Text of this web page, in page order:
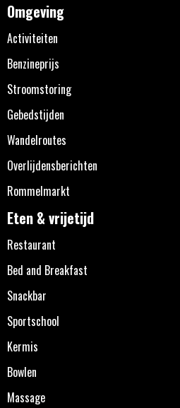
Omgeving
Activiteiten
Benzineprijs
Stroomstoring
Gebedstijden
Wandelroutes
Overlijdensberichten
Rommelmarkt
Eten & vrijetijd
Restaurant
Bed and Breakfast
Snackbar
Sportschool
Kermis
Bowlen
Massage